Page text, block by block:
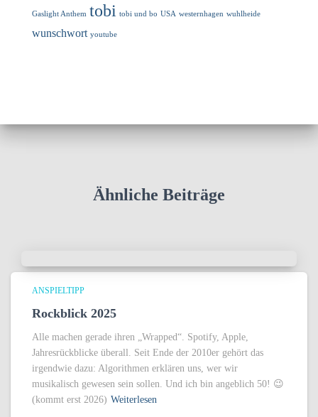
Gaslight Anthem tobi tobi und bo USA westernhagen wuhlheide
wunschwort youtube
Ähnliche Beiträge
ANSPIELTIPP
Rockblick 2025
Alle machen gerade ihren „Wrapped“. Spotify, Apple,
Jahresrückblicke überall. Seit Ende der 2010er gehört das
irgendwie dazu: Algorithmen erklären uns, wer wir
musikalisch gewesen sein sollen. Und ich bin angeblich 50! 😉
(kommt erst 2026) Weiterlesen